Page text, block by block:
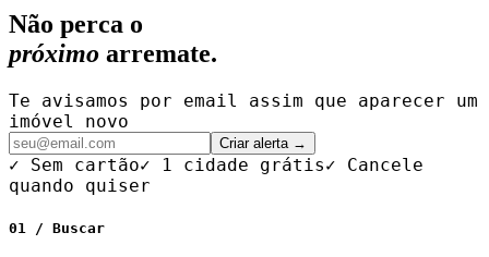
Não perca o
próximo arremate.
Te avisamos por email assim que aparecer um
imóvel novo
Criar alerta →
✓ Sem cartão✓ 1 cidade grátis✓ Cancele
quando quiser
01 / Buscar